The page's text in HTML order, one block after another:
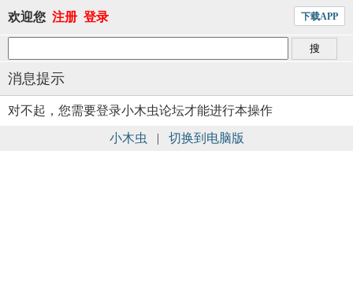
欢迎您 注册 登录 下载APP
消息提示
对不起，您需要登录小木虫论坛才能进行本操作
小木虫 | 切换到电脑版